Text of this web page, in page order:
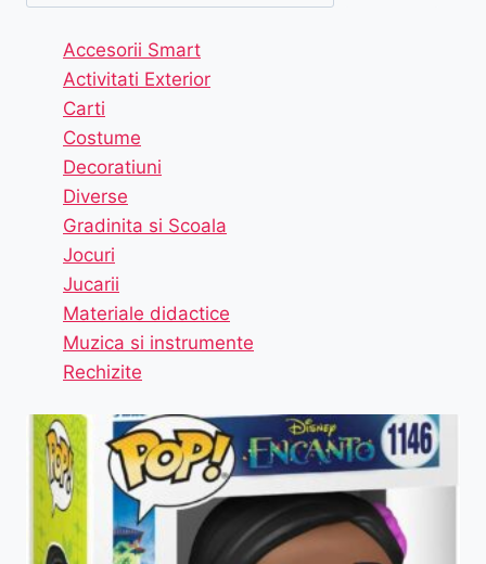
Accesorii Smart
Activitati Exterior
Carti
Costume
Decoratiuni
Diverse
Gradinita si Scoala
Jocuri
Jucarii
Materiale didactice
Muzica si instrumente
Rechizite